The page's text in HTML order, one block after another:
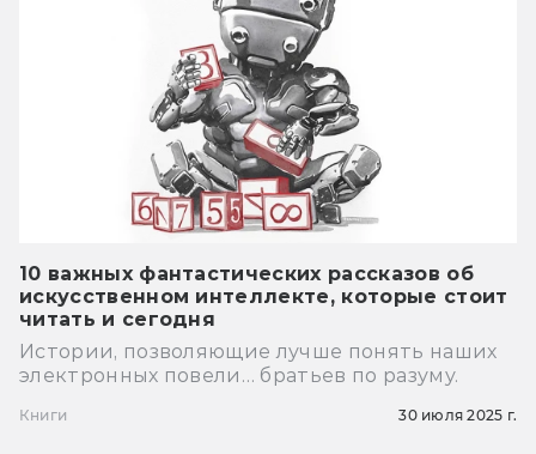
10 важных фантастических рассказов об
искусственном интеллекте, которые стоит
читать и сегодня
Истории, позволяющие лучше понять наших
электронных повели… братьев по разуму.
Книги 30 июля 2025 г.